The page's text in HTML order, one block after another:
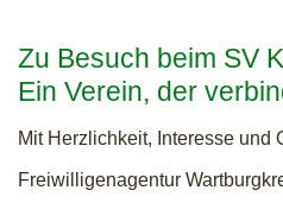
Zu Besuch beim SV
Ein Verein, der
Mit Herzlichkeit, Interesse und
Freiwilligenagentur